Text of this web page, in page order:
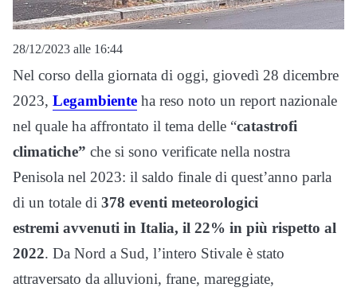
28/12/2023 alle 16:44
Nel corso della giornata di oggi, giovedì 28 dicembre
2023, Legambiente ha reso noto un report nazionale
nel quale ha affrontato il tema delle “catastrofi
climatiche” che si sono verificate nella nostra
Penisola nel 2023: il saldo finale di quest’anno parla
di un totale di 378 eventi meteorologici
estremi avvenuti in Italia, il 22% in più rispetto al
2022. Da Nord a Sud, l’intero Stivale è stato
attraversato da alluvioni, frane, mareggiate,